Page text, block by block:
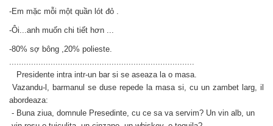
-Em mặc mỗi một quần lót đỏ .
-Ôi...anh muốn chi tiết hơn ...
-80% sợ bông ,20% polieste.
............................................................................
Presidente intra intr-un bar si se aseaza la o masa.
Vazandu-l, barmanul se duse repede la masa si, cu un zambet larg, il
abordeaza:
- Buna ziua, domnule Presedinte, cu ce sa va servim? Un vin alb, un